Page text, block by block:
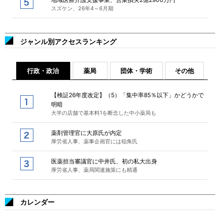
スズケン、26年4～6月期
ジャンル別アクセスランキング
行政・政治 薬局 団体・学術 その他
【検証26年度改定】（5）「集中率85％以下」かどうかで
明暗
大半の店舗で基本料1を断念した中小薬局も
薬剤管理官に大原氏が内定
厚労省人事、薬事企画官には稲角氏
医薬担当審議官に中井氏、初の私大出身
厚労省人事、薬局関連施策にも精通
カレンダー